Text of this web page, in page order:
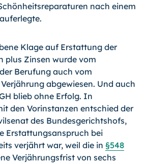
nach einem
Klage auf Erstattung der
plus Zinsen wurde vom
Berufung auch vom
abgewiesen. Und auch
blieb ohne Erfolg. In
den Vorinstanzen entschied der
des Bundesgerichtshofs,
Erstattungsanspruch bei
verjährt war, weil die in §548
Verjährungsfrist von sechs